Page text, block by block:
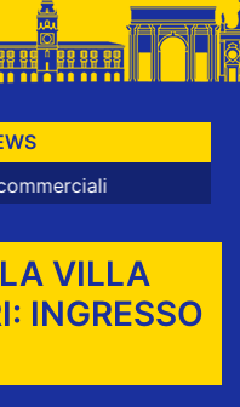
VILLA
INGRESSO